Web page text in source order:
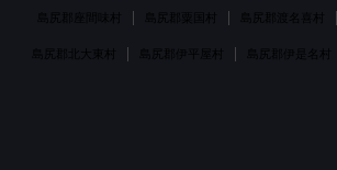
島尻郡座間味村 島尻郡粟国村 島尻郡渡名喜村
島尻郡北大東村 島尻郡伊平屋村 島尻郡伊是名村